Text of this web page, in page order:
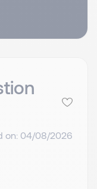
on: 04/08/2026